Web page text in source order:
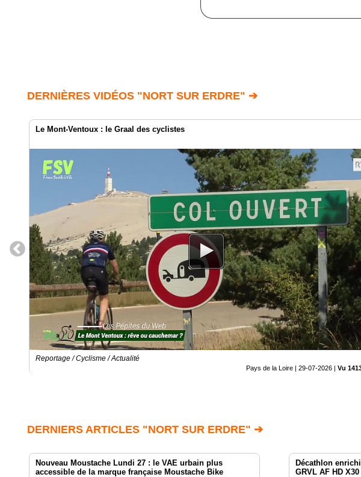
DERNIÈRES VIDÉOS "NORT SUR ERDRE" ➔
Le Mont-Ventoux : le Graal des cyclistes
Reportage / Cyclisme / Actualité
Pays de la Loire | 29-07-2026 | Vu
DERNIERS ARTICLES "NORT SUR ERDRE" ➔
Nouveau Moustache Lundi 27 : le VAE urbain plus
accessible de la marque française Moustache Bike
Décathlon
GRVL AF HD X30